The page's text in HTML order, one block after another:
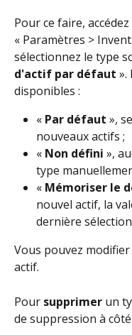
Pour ce faire,
« Paramètres >
sélectionnez le type
d'actif par défaut ».
disponibles :
« Par défaut »,
nouveaux actifs ;
« Non défini »,
type
« Mémoriser le
nouvel actif, la
dernière
Vous pouvez
actif.
Pour supprimer un
de suppression à